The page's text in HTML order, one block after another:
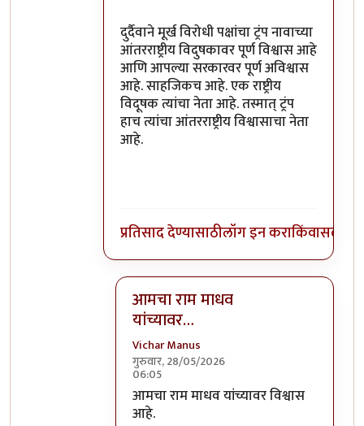
दुर्दैवाने मूर्ख विरोधी पक्षांचा ट्रंप नावाच्या
आंतरराष्ट्रीय विदुषकावर पूर्ण विश्वास आहे
आणि आपल्या सरकारवर पूर्ण अविश्वास
आहे. साहजिकच आहे. एक राष्ट्रीय
विदूषक त्यांचा नेता आहे. तस्मात् ट्रंप
हाच त्यांचा आंतरराष्ट्रीय विश्वासाचा नेता
आहे.
प्रतिसाद देण्यासाठीलॉग इन कराकिंवासदस्य
आमचा राम माधव
यांच्यावर…
Vichar Manus
गुरुवार, 28/05/2026
06:05
In reply toआपल्यावर कोणत्या देशाने किती…
आमचा राम माधव यांच्यावर विश्वास
आहे.